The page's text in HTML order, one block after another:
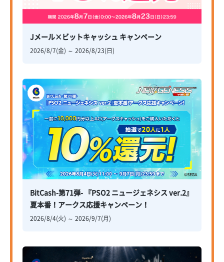
Jメール×ビットキャッシュ キャンペーン
2026/8/7(金) ～ 2026/8/23(日)
BitCash-第71弾- 『PSO2 ニュージェネシス ver.2』
夏本番！アークス応援キャンペーン！
2026/8/4(火) ～ 2026/9/7(月)